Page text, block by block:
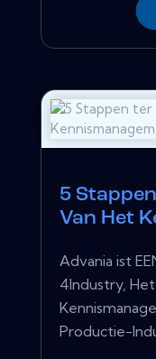
5
Van Het
Advania ist
4Industry,
Productie-